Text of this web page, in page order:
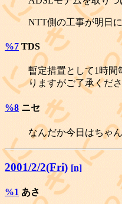
NTT側の工事が明日
%7 TDS
暫定措置として1時間
りますがご了承くださ
%8 ニセ
なんだか今日はちゃ
2001/2/2(Fri) [n]
%1 あさ